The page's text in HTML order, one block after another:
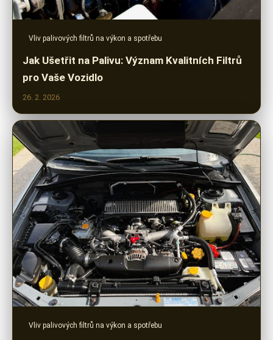
Vliv palivových filtrů na výkon a spotřebu
Jak Ušetřit na Palivu: Význam Kvalitních Filtrů
pro Vaše Vozidlo
26. 2. 2026
Vliv palivových filtrů na výkon a spotřebu